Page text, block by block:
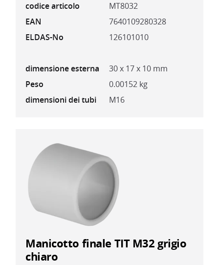
codice articolo
MT8032
EAN
7640109280328
ELDAS-No
126101010
dimensione esterna
30 x 17 x 10 mm
Peso
0.00152 kg
dimensioni dei tubi
M16
Manicotto finale TIT M32 grigio
chiaro